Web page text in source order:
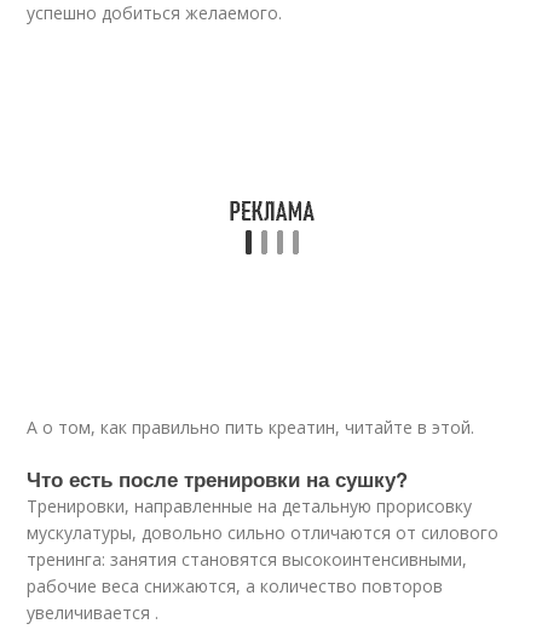
успешно добиться желаемого.
А о том, как правильно пить креатин, читайте в этой.
Что есть после тренировки на сушку?
Тренировки, направленные на детальную прорисовку
мускулатуры, довольно сильно отличаются от силового
тренинга: занятия становятся высокоинтенсивными,
рабочие веса снижаются, а количество повторов
увеличивается .